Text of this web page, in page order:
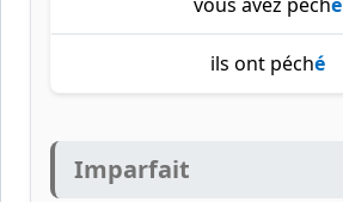
ils ont péché
Imparfait